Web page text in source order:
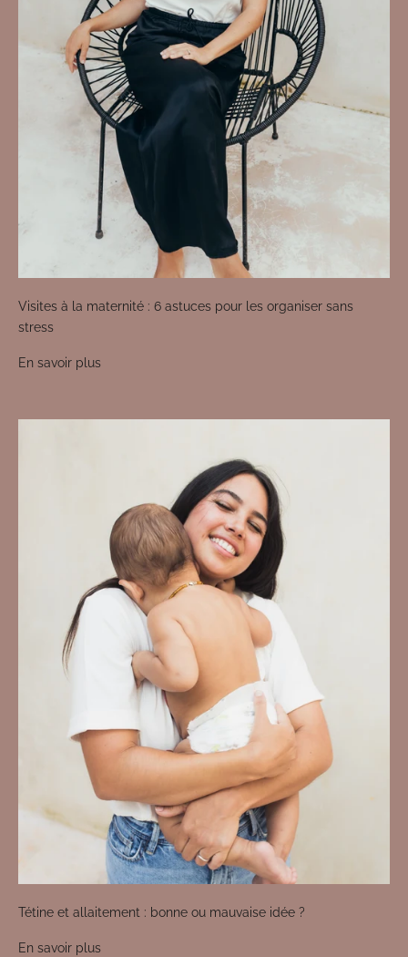
Visites à la maternité : 6 astuces pour les organiser sans
stress
En savoir plus
Tétine et allaitement : bonne ou mauvaise idée ?
En savoir plus